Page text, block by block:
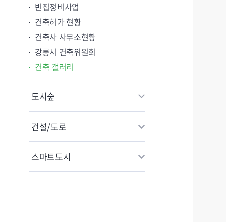
빈집정비사업
건축허가 현황
건축사 사무소현황
강릉시 건축위원회
건축 갤러리
도시숲
건설/도로
스마트도시